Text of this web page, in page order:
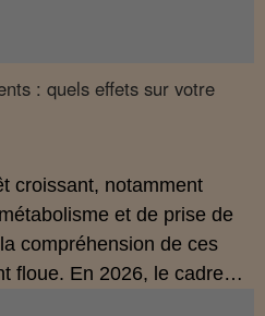
: quels effets sur votre
croissant, notamment
et de prise de
compréhension de ces
floue. En 2026, le cadre
règles strictes : seuls les